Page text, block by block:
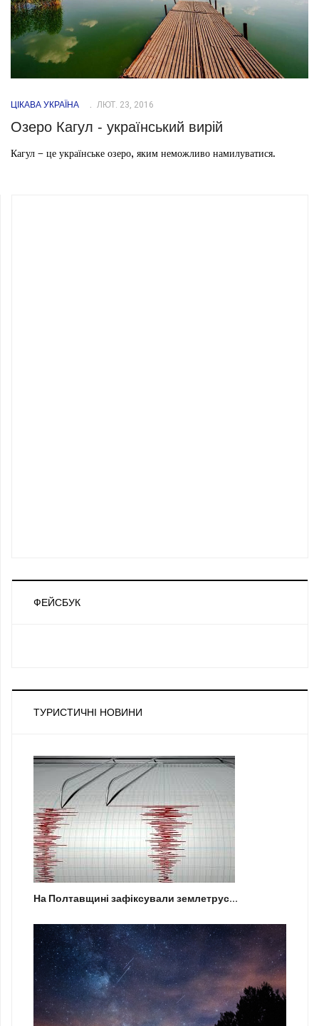
ЦІКАВА УКРАЇНА ЛЮТ. 23, 2016
Озеро Кагул - український вирій
Кагул – це українське озеро, яким неможливо намилуватися.
ФЕЙСБУК
ТУРИСТИЧНІ НОВИНИ
На Полтавщині зафіксували землетрус...